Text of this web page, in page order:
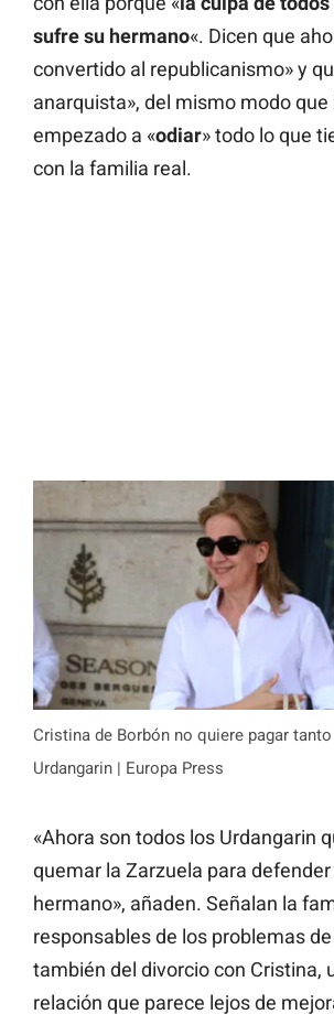
sufre su hermano«. Dicen que
convertido al republicanismo» y
anarquista», del mismo modo que
empezado a «odiar» todo lo que
con la familia real.
Cristina de Borbón no quiere pagar
Urdangarin | Europa Press
«Ahora son todos los Urdangarin
quemar la Zarzuela para defender
hermano», añaden. Señalan la
responsables de los problemas
también del divorcio con Cristina,
relación que parece lejos de